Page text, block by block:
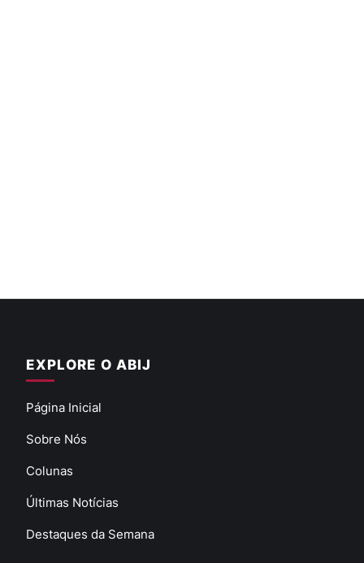
EXPLORE O ABIJ
Página Inicial
Sobre Nós
Colunas
Últimas Notícias
Destaques da Semana